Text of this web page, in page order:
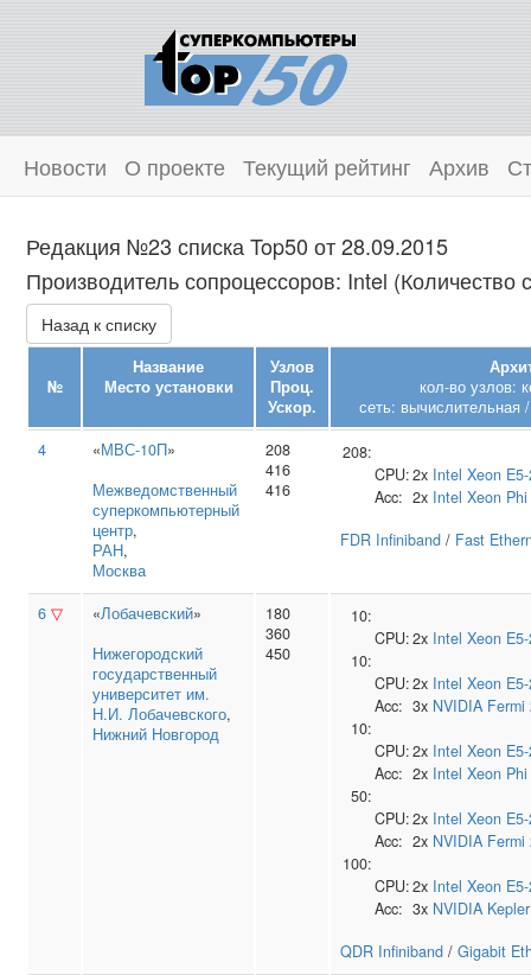
Новости О проекте Текущий рейтинг Архив
Редакция №23 списка Top50 от 28.09.2015
Производитель сопроцессоров: Intel (Количество
Назад к списку
№
Название
Место установки
Узлов
Проц.
Ускор.
кол-во узлов:
сеть: вычислительная
4
«МВС-10П»
Межведомственный
суперкомпьютерный
центр,
РАН,
Москва
208
416
416
208:
CPU:2x Intel Xeon
Acc: 2x Intel Xeon
FDR Infiniband / Fast
6 ▽ «Лобачевский»
Нижегородский
государственный
университет им.
Н.И. Лобачевского,
Нижний Новгород
180
360
450
10:
CPU:2x Intel Xeon
10:
CPU:2x Intel Xeon
Acc: 3x NVIDIA Fermi
10:
CPU:2x Intel Xeon
Acc: 2x Intel Xeon
50:
CPU:2x Intel Xeon
Acc: 2x NVIDIA Fermi
100:
CPU:2x Intel Xeon
Acc: 3x NVIDIA
QDR Infiniband / Gigabit